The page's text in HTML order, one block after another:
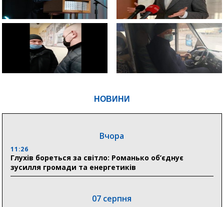
НОВИНИ
Вчора
11:26
Глухів бореться за світло: Романько об’єднує
зусилля громади та енергетиків
07 серпня